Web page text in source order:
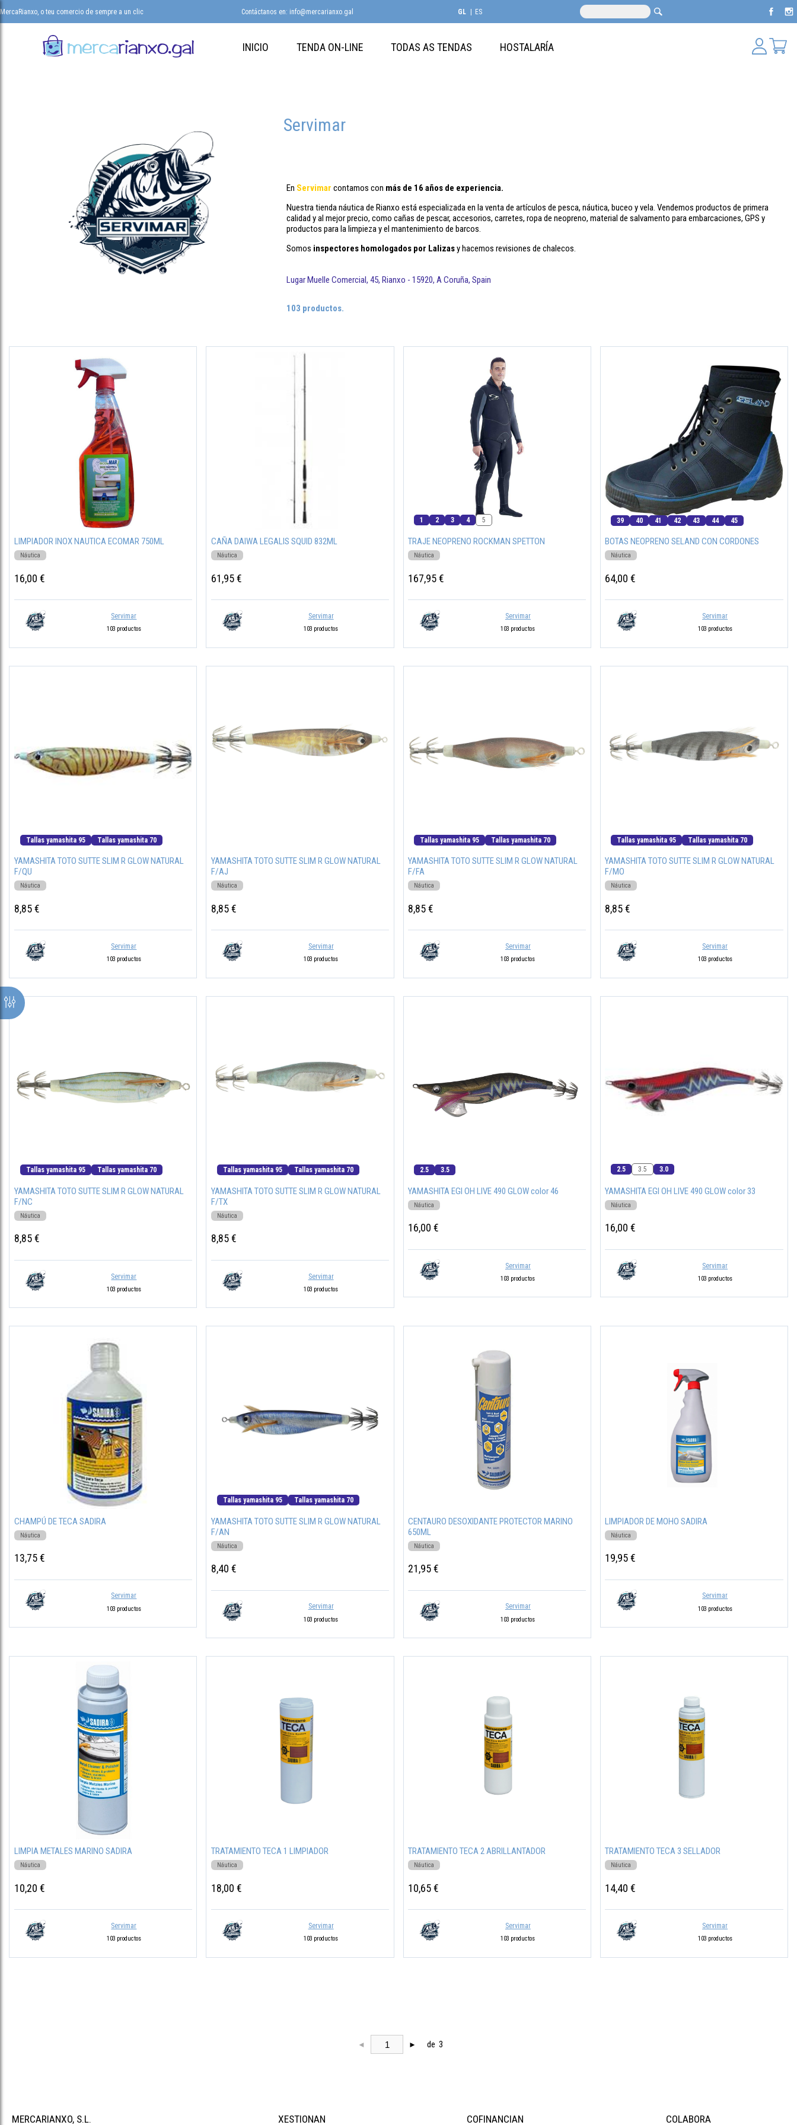
MercaRianxo, o teu comercio de sempre a un clic Contáctanos en: info@mercarianxo.gal GL ES
INICIO TENDA ON-LINE TODAS AS TENDAS HOSTALARÍA
Servimar
En Servimar contamos con más de 16 años de experiencia.
Nuestra tienda náutica de Rianxo está especializada en la venta de artículos de pesca, náutica, buceo y vela. Vendemos productos de primera
calidad y al mejor precio, como cañas de pescar, accesorios, carretes, ropa de neopreno, material de salvamento para embarcaciones, GPS y
productos para la limpieza y el mantenimiento de barcos.
Somos inspectores homologados por Lalizasy hacemos revisiones de chalecos.
Lugar Muelle Comercial, 45, Rianxo - 15920, A Coruña, Spain
103 productos.
LIMPIADOR INOX NAUTICA ECOMAR 750ML
Náutica
16,00 €
Servimar
103 productos
CAÑA DAIWA LEGALIS SQUID 832ML
Náutica
61,95 €
Servimar
103 productos
1 2 3 4 5
TRAJE NEOPRENO ROCKMAN SPETTON
Náutica
167,95 €
Servimar
103 productos
39 40 41 42 43 44 45
BOTAS NEOPRENO SELAND CON CORDONES
Náutica
64,00 €
Servimar
103 productos
Tallas yamashita 95 Tallas yamashita 70
YAMASHITA TOTO SUTTE SLIM R GLOW NATURAL
F/QU
Náutica
8,85 €
Servimar
103 productos
YAMASHITA TOTO SUTTE SLIM R GLOW NATURAL
F/AJ
Náutica
8,85 €
Servimar
103 productos
Tallas yamashita 95 Tallas yamashita 70
YAMASHITA TOTO SUTTE SLIM R GLOW NATURAL
F/FA
Náutica
8,85 €
Servimar
103 productos
Tallas yamashita 95 Tallas yamashita 70
YAMASHITA TOTO SUTTE SLIM R GLOW NATURAL
F/MO
Náutica
8,85 €
Servimar
103 productos
Tallas yamashita 95 Tallas yamashita 70
YAMASHITA TOTO SUTTE SLIM R GLOW NATURAL
F/NC
Náutica
8,85 €
Servimar
103 productos
Tallas yamashita 95 Tallas yamashita 70
YAMASHITA TOTO SUTTE SLIM R GLOW NATURAL
F/TX
Náutica
8,85 €
Servimar
103 productos
2.5 3.5
YAMASHITA EGI OH LIVE 490 GLOW color 46
Náutica
16,00 €
Servimar
103 productos
2.5 3.5 3.0
YAMASHITA EGI OH LIVE 490 GLOW color 33
Náutica
16,00 €
Servimar
103 productos
CHAMPÚ DE TECA SADIRA
Náutica
13,75 €
Servimar
103 productos
Tallas yamashita 95 Tallas yamashita 70
YAMASHITA TOTO SUTTE SLIM R GLOW NATURAL
F/AN
Náutica
8,40 €
Servimar
103 productos
CENTAURO DESOXIDANTE PROTECTOR MARINO
650ML
Náutica
21,95 €
Servimar
103 productos
LIMPIADOR DE MOHO SADIRA
Náutica
19,95 €
Servimar
103 productos
LIMPIA METALES MARINO SADIRA
Náutica
10,20 €
Servimar
103 productos
TRATAMIENTO TECA 1 LIMPIADOR
Náutica
18,00 €
Servimar
103 productos
TRATAMIENTO TECA 2 ABRILLANTADOR
Náutica
10,65 €
Servimar
103 productos
TRATAMIENTO TECA 3 SELLADOR
Náutica
14,40 €
Servimar
103 productos
◄ ► de 3
MERCARIANXO, S.L. XESTIONAN COFINANCIAN COLABORA